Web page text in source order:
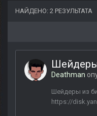
НАЙДЕНО: 2 РЕЗУЛЬТАТА
Шейдеры
Deathman
Шейдеры из
https://